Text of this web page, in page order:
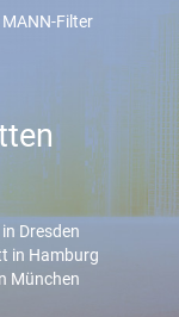
MANN-Filter
Dresden
in Hamburg
München